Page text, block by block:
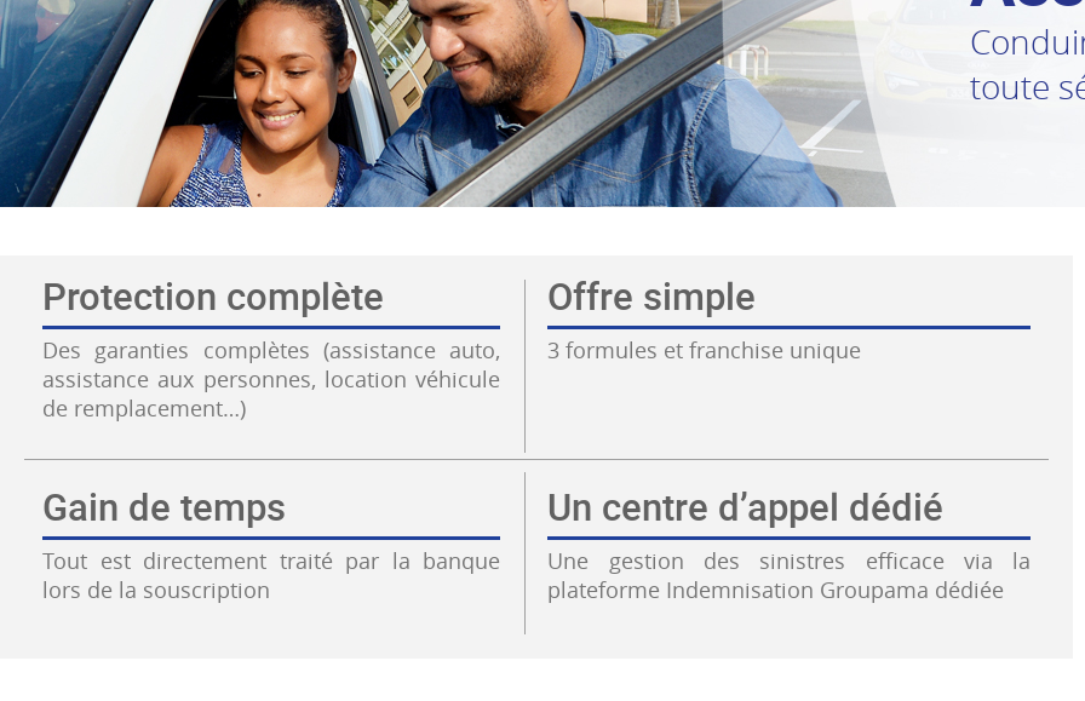
toute
Protection complète
Des garanties complètes (assistance auto,
assistance aux personnes, location véhicule
de remplacement…)
Offre simple
3 formules et franchise unique
Gain de temps
Tout est directement traité par la banque
lors de la souscription
Un centre d’appel dédié
Une gestion des sinistres efficace via la
plateforme Indemnisation Groupama dédiée